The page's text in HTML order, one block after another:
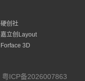
硬创社
嘉立创Layout
Forface 3D
粤ICP备2026007863